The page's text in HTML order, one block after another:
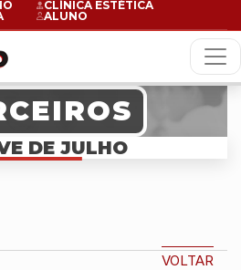
CLÍNICA ESTÉTICA
ALUNO
DE JULHO
VOLTAR